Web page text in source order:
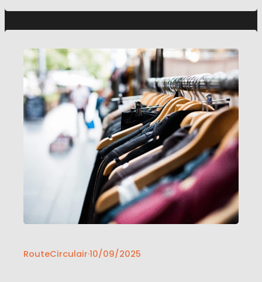
over haar visie om er echt een circulair bedrijf
RouteCirculair·10/09/2025